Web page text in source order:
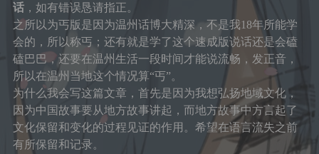
泰拉瑞亚
足球
时间规划
语言
面试
衣
食
住
区域旅行套装
经济管理
时光轴
小学
初中
高中
大学
艺术
美术
文学
音乐
留言板
说说
番剧
赞赏
话，如有错误恳请指正。
之所以为丐版是因为温州话博大精深，不是我18年所能学
会的，所以称丐；还有就是学了这个速成版说话还是会磕
磕巴巴，还要在温州生活一段时间才能说流畅，发正音，
所以在温州当地这个情况算“丐”。
为什么我会写这篇文章，首先是因为我想弘扬地域文化，
因为中国故事要从地方故事讲起，而地方故事中方言起了
文化保留和变化的过程见证的作用。希望在语言流失之前
有所保留和记录。